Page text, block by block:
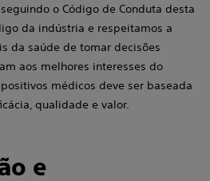
seguindo o Código de Conduta desta
da indústria e respeitamos a
da saúde de tomar decisões
aos melhores interesses do
médicos deve ser baseada
qualidade e valor.
e